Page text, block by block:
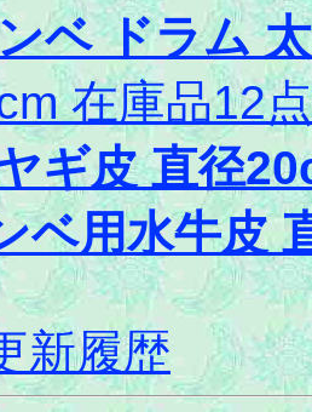
ベ ドラム
在庫品12
ギ皮 直径
ベ用水牛皮
新履歴